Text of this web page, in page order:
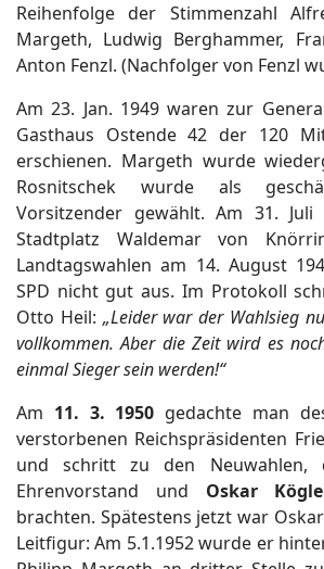
Reihenfolge der Stimmenzahl
Margeth, Ludwig Berghammer,
Anton Fenzl. (Nachfolger von Fenzl
Am 23. Jan. 1949 waren zur
Gasthaus Ostende 42 der 120
erschienen. Margeth wurde
Rosnitschek wurde als
Vorsitzender gewählt. Am 31.
Stadtplatz Waldemar von
Landtagswahlen am 14. August
SPD nicht gut aus. Im Protokoll
Otto Heil: „Leider war der Wahlsieg
vollkommen. Aber die Zeit wird es
einmal Sieger sein werden!“
Am 11. 3. 1950 gedachte man
verstorbenen Reichspräsidenten
und schritt zu den Neuwahlen,
Ehrenvorstand und Oskar
brachten. Spätestens jetzt war
Leitfigur: Am 5.1.1952 wurde er